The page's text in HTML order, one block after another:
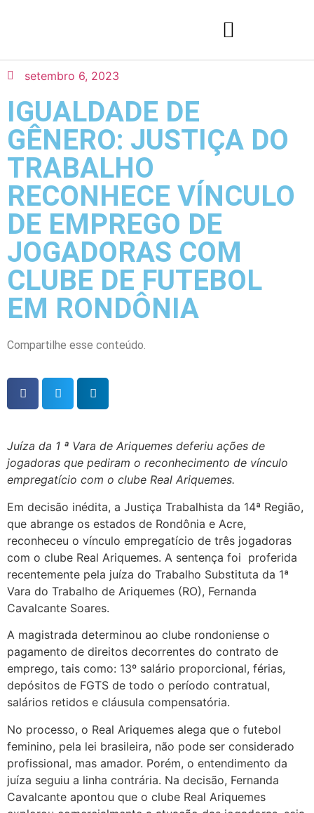
setembro 6, 2023
IGUALDADE DE
GÊNERO: JUSTIÇA DO
TRABALHO
RECONHECE VÍNCULO
DE EMPREGO DE
JOGADORAS COM
CLUBE DE FUTEBOL
EM RONDÔNIA
Compartilhe esse conteúdo.
Juíza da 1 ª Vara de Ariquemes deferiu ações de
jogadoras que pediram o reconhecimento de vínculo
empregatício com o clube Real Ariquemes.
Em decisão inédita, a Justiça Trabalhista da 14ª Região,
que abrange os estados de Rondônia e Acre,
reconheceu o vínculo empregatício de três jogadoras
com o clube Real Ariquemes. A sentença foi proferida
recentemente pela juíza do Trabalho Substituta da 1ª
Vara do Trabalho de Ariquemes (RO), Fernanda
Cavalcante Soares.
A magistrada determinou ao clube rondoniense o
pagamento de direitos decorrentes do contrato de
emprego, tais como: 13º salário proporcional, férias,
depósitos de FGTS de todo o período contratual,
salários retidos e cláusula compensatória.
No processo, o Real Ariquemes alega que o futebol
feminino, pela lei brasileira, não pode ser considerado
profissional, mas amador. Porém, o entendimento da
juíza seguiu a linha contrária. Na decisão, Fernanda
Cavalcante apontou que o clube Real Ariquemes